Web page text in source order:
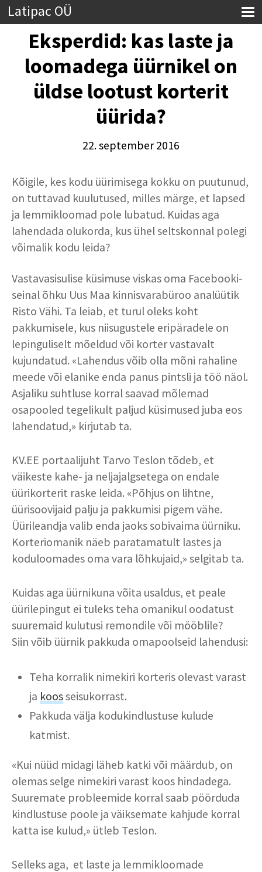
Latipac OÜ
Eksperdid: kas laste ja
loomadega üürnikel on
üldse lootust korterit
üürida?
22. september 2016
Kõigile, kes kodu üürimisega kokku on puutunud,
on tuttavad kuulutused, milles märge, et lapsed
ja lemmikloomad pole lubatud. Kuidas aga
lahendada olukorda, kus ühel seltskonnal polegi
võimalik kodu leida?
Vastavasisulise küsimuse viskas oma Facebooki-
seinal õhku Uus Maa kinnisvarabüroo analüütik
Risto Vähi. Ta leiab, et turul oleks koht
pakkumisele, kus niisugustele eripäradele on
lepinguliselt mõeldud või korter vastavalt
kujundatud. «Lahendus võib olla mõni rahaline
meede või elanike enda panus pintsli ja töö näol.
Asjaliku suhtluse korral saavad mõlemad
osapooled tegelikult paljud küsimused juba eos
lahendatud,» kirjutab ta.
KV.EE portaalijuht Tarvo Teslon tõdeb, et
väikeste kahe- ja neljajalgsetega on endale
üürikorterit raske leida. «Põhjus on lihtne,
üürisoovijaid palju ja pakkumisi pigem vähe.
Üürileandja valib enda jaoks sobivaima üürniku.
Korteriomanik näeb paratamatult lastes ja
koduloomades oma vara lõhkujaid,» selgitab ta.
Kuidas aga üürnikuna võita usaldus, et peale
üürilepingut ei tuleks teha omanikul oodatust
suuremaid kulutusi remondile või mööblile?
Siin võib üürnik pakkuda omapoolseid lahendusi:
Teha korralik nimekiri korteris olevast varast
ja koosseisukorrast.
Pakkuda välja kodukindlustuse kulude
katmist.
«Kui nüüd midagi läheb katki või määrdub, on
olemas selge nimekiri varast koos hindadega.
Suuremate probleemide korral saab pöörduda
kindlustuse poole ja väiksemate kahjude korral
katta ise kulud,» ütleb Teslon.
Selleks aga, et laste ja lemmikloomade